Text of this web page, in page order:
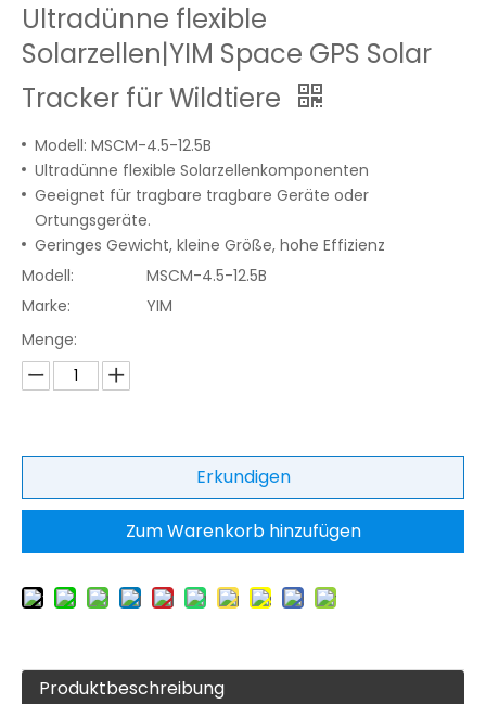
Ultradünne flexible
Solarzellen|YIM Space GPS Solar
Tracker für Wildtiere
Modell: MSCM-4.5-12.5B
Ultradünne flexible Solarzellenkomponenten
Geeignet für tragbare tragbare Geräte oder
Ortungsgeräte.
Geringes Gewicht, kleine Größe, hohe Effizienz
Modell:
MSCM-4.5-12.5B
Marke:
YIM
Menge:
Erkundigen
Zum Warenkorb hinzufügen
Produktbeschreibung